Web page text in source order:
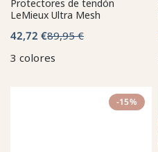
Protectores de tendón
LeMieux Ultra Mesh
42,72 €89,95 €
3 colores
-15%